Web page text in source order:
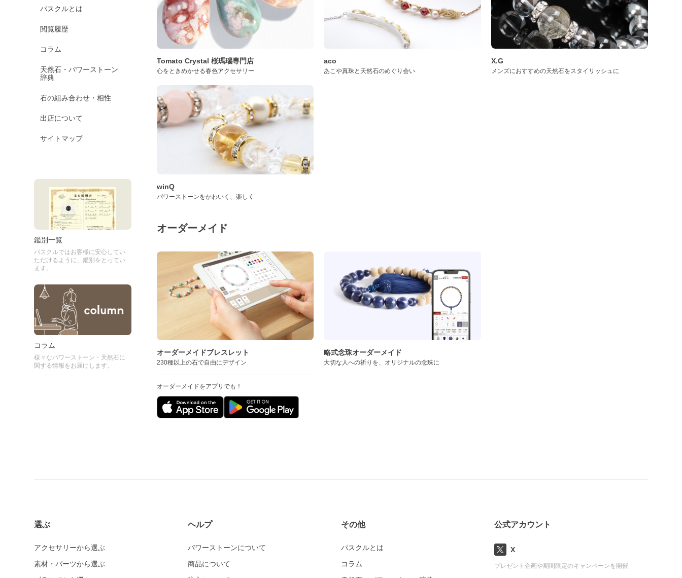
パスクルとは
閲覧履歴
コラム
天然石・パワーストーン
辞典
石の組み合わせ・相性
出店について
サイトマップ
鑑別一覧
パスクルではお客様に安心してい
ただけるように、鑑別をとってい
ます。
コラム
様々なパワーストーン・天然石に
関する情報をお届けします。
Tomato Crystal 桜瑪瑙専門店
心をときめかせる春色アクセサリー
aco
あこや真珠と天然石のめぐり会い
X.G
メンズにおすすめの天然石をスタイリッシュに
winQ
パワーストーンをかわいく、楽しく
オーダーメイド
オーダーメイドブレスレット
230種以上の石で自由にデザイン
オーダーメイドをアプリでも！
略式念珠オーダーメイド
大切な人への祈りを、オリジナルの念珠に
選ぶ
アクセサリーから選ぶ
素材・パーツから選ぶ
ヘルプ
パワーストーンについて
商品について
その他
パスクルとは
コラム
公式アカウント
X
プレゼント企画や期間限定のキャンペーンを開催